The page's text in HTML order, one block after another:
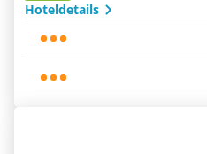
Hoteldetails